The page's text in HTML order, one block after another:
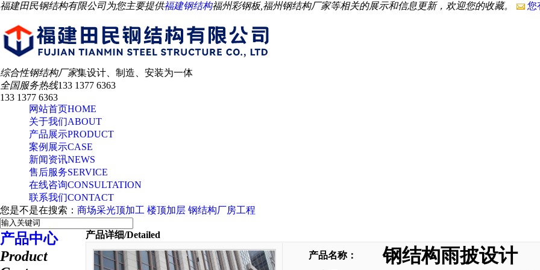
福建田民钢结构有限公司为您主要提供福建钢结构福州彩钢板,福州钢结构厂家等相关的展示和信息更新，欢迎您的收藏。 您
综合性钢结构厂家集设计、制造、安装为一体
全国服务热线133 1377 6363
133 1377 6363
网站首页HOME
关于我们ABOUT
产品展示PRODUCT
案例展示CASE
新闻资讯NEWS
售后服务SERVICE
在线咨询CONSULTATION
联系我们CONTACT
您是不是在搜索： 商场采光顶加工 楼顶加层 钢结构厂房工程
产品中心
Product
产品详细/Detailed
产品名称：
钢结构雨披设计